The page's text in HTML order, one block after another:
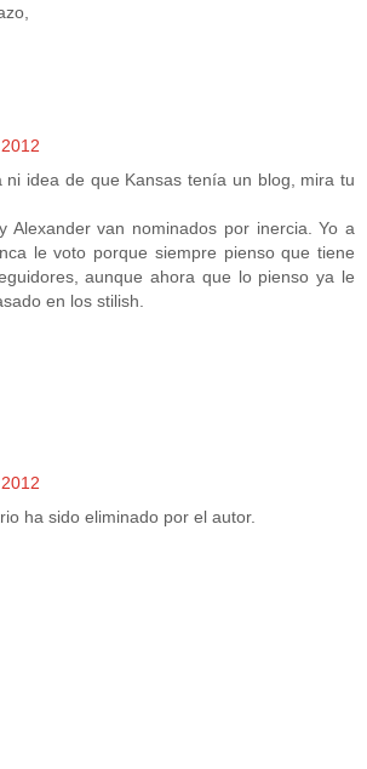
ni idea de que Kansas tenía un blog, mira tu
Alexander van nominados por inercia. Yo a
le voto porque siempre pienso que tiene
aunque ahora que lo pienso ya le
en los stilish.
ha sido eliminado por el autor.